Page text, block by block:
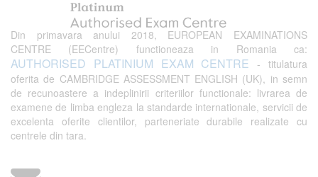
Din primavara anului 2018, EUROPEAN EXAMINATIONS
CENTRE (EECentre) functioneaza in Romania ca:
AUTHORISED PLATINIUM EXAM CENTRE - titulatura
oferita de CAMBRIDGE ASSESSMENT ENGLISH (UK), in semn
de recunoastere a indeplinirii criteriilor functionale: livrarea de
examene de limba engleza la standarde internationale, servicii de
excelenta oferite clientilor, parteneriate durabile realizate cu
centrele din tara.